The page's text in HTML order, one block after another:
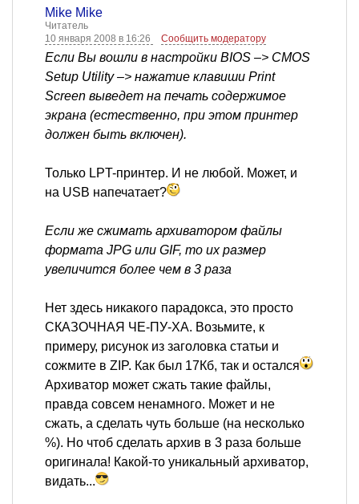
Mike Mike
Читатель
10 января 2008 в 16:26
Сообщить модератору
Если Вы вошли в настройки BIOS –> CMOS
Setup Utility –> нажатие клавиши Print
Screen выведет на печать содержимое
экрана (естественно, при этом принтер
должен быть включен).
Только LPT-принтер. И не любой. Может, и
на USB напечатает?
Если же сжимать архиватором файлы
формата JPG или GIF, то их размер
увеличится более чем в 3 раза
Нет здесь никакого парадокса, это просто
СКАЗОЧНАЯ ЧЕ-ПУ-ХА. Возьмите, к
примеру, рисунок из заголовка статьи и
сожмите в ZIP. Как был 17Кб, так и остался
Архиватор может сжать такие файлы,
правда совсем ненамного. Может и не
сжать, а сделать чуть больше (на несколько
%). Но чтоб сделать архив в 3 раза больше
оригинала! Какой-то уникальный архиватор,
видать...